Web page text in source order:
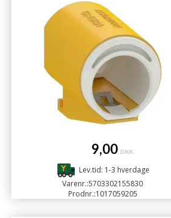
9,00 DKK
Lev.tid: 1-3 hverdage
Varenr.:5703302155830
Prodnr.:1017059205